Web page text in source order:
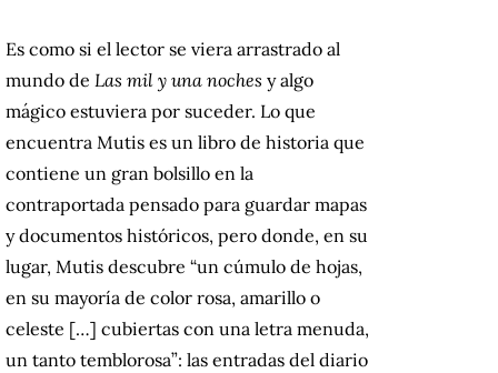
Es como si el lector se viera arrastrado al
mundo de Las mil y una noches y algo
mágico estuviera por suceder. Lo que
encuentra Mutis es un libro de historia que
contiene un gran bolsillo en la
contraportada pensado para guardar mapas
y documentos históricos, pero donde, en su
lugar, Mutis descubre “un cúmulo de hojas,
en su mayoría de color rosa, amarillo o
celeste […] cubiertas con una letra menuda,
un tanto temblorosa”: las entradas del diario